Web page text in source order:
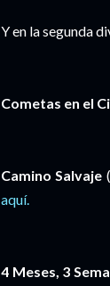
Y en la segunda
Cometas en el
Camino Salvaje
aquí.
4 Meses, 3